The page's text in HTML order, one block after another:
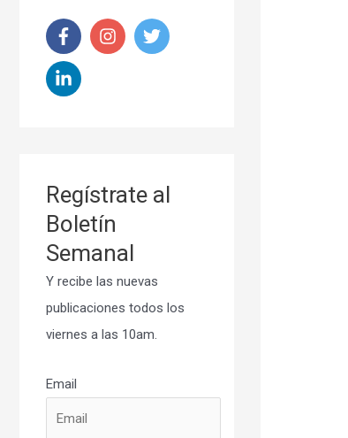
o
r
Regístrate al
Boletín
Semanal
Y recibe las nuevas
publicaciones todos los
viernes a las 10am.
Email